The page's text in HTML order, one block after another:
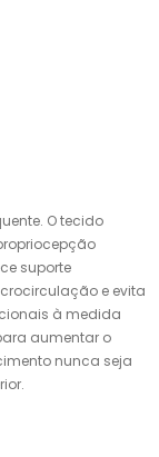
O tecido
suporte
e evita
à medida
aumentar o
nunca seja